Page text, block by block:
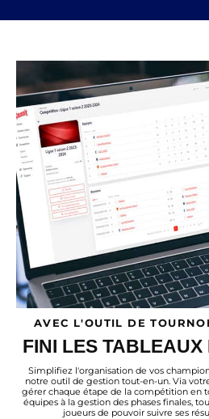
AVEC L'OUTIL DE
FINI LES TABLEAUX
Simplifiez l'organisation de vos
notre outil de gestion tout-en-un. Via
gérer chaque étape de la compétition en
équipes à la gestion des phases finales,
joueurs de pouvoir suivre ses